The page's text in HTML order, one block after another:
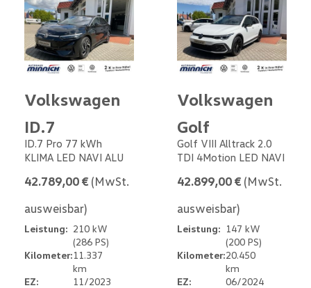
Volkswagen
ID.7
ID.7 Pro 77 kWh
KLIMA LED NAVI ALU
42.789,00 € (MwSt.
ausweisbar)
Leistung: 210 kW
(286 PS)
Kilometer:11.337
km
EZ:
11/2023
Volkswagen
Golf
Golf VIII Alltrack 2.0
TDI 4Motion LED NAVI
42.899,00 € (MwSt.
ausweisbar)
Leistung: 147 kW
(200 PS)
Kilometer:20.450
km
EZ:
06/2024